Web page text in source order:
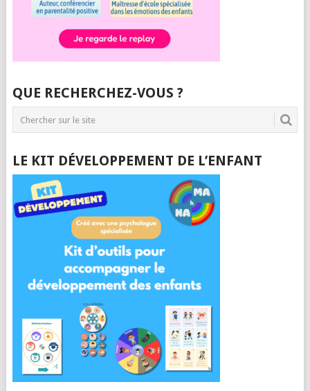
QUE RECHERCHEZ-VOUS ?
LE KIT DÉVELOPPEMENT DE L’ENFANT